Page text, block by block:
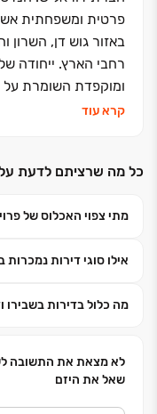
פרטית ומשפחתית
באזור גוש דן, השרון
רחבי הארץ. ייחודה
ומוקפדת השומרת על
ביחס אישי ובליווי
ובאיכות בנייה ללא
תקני האיכות
הרכישה ועד לאחר
קרא עוד
כל מה שרציתם לדעת על
מתי צפוי האכלוס של
אילו סוגי דירות נמכרות
מה כלול בדירות בשבירו
לא מצאת את התשובה
שאל את היזם